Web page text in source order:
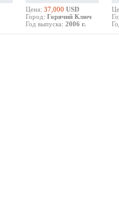
Цена: 37,000 USD
Город: Горячий Ключ
Год выпуска: 2006 г.